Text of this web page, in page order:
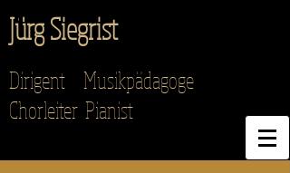
Jürg Siegrist
Dirigent Musikpädagoge
Chorleiter Pianist